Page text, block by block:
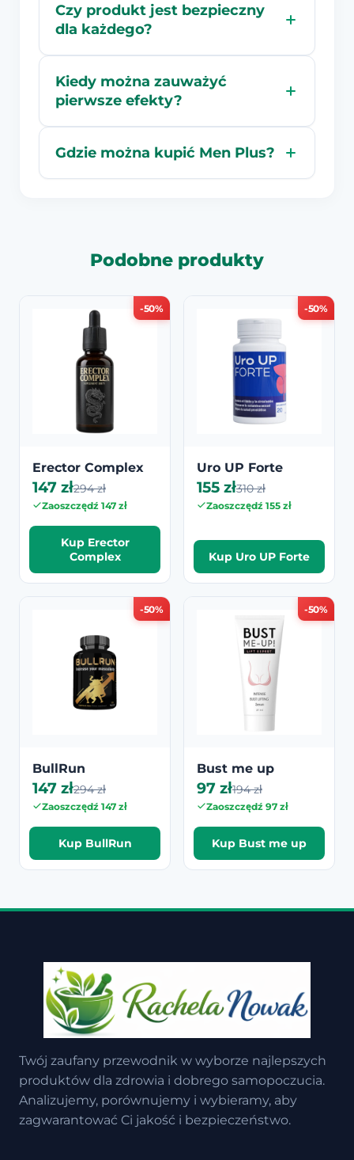
Czy produkt jest bezpieczny
dla każdego?
Kiedy można zauważyć
pierwsze efekty?
Gdzie można kupić Men Plus?
Podobne produkty
-50%
Erector Complex
147 zł294 zł
Zaoszczędź 147 zł
Kup Erector
Complex
-50%
Uro UP Forte
155 zł310 zł
Zaoszczędź 155 zł
Kup Uro UP Forte
-50%
BullRun
147 zł294 zł
Zaoszczędź 147 zł
Kup BullRun
-50%
Bust me up
97 zł194 zł
Zaoszczędź 97 zł
Kup Bust me up
Twój zaufany przewodnik w wyborze najlepszych
produktów dla zdrowia i dobrego samopoczucia.
Analizujemy, porównujemy i wybieramy, aby
zagwarantować Ci jakość i bezpieczeństwo.